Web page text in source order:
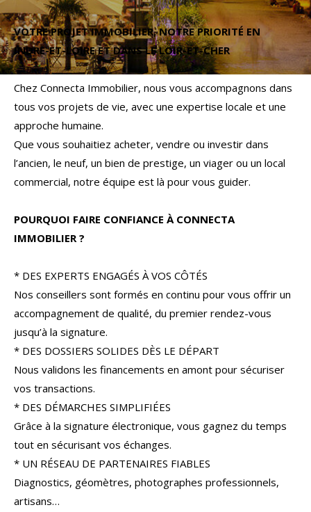
VOTRE PROJET IMMOBILIER, NOTRE PRIORITÉ EN
INDRE-ET-LOIRE ET DANS LE LOIR-ET-CHER
Chez Connecta Immobilier, nous vous accompagnons dans
tous vos projets de vie, avec une expertise locale et une
approche humaine.
Que vous souhaitiez acheter, vendre ou investir dans
l’ancien, le neuf, un bien de prestige, un viager ou un local
commercial, notre équipe est là pour vous guider.
POURQUOI FAIRE CONFIANCE À CONNECTA
IMMOBILIER ?
* DES EXPERTS ENGAGÉS À VOS CÔTÉS
Nos conseillers sont formés en continu pour vous offrir un
accompagnement de qualité, du premier rendez-vous
jusqu’à la signature.
* DES DOSSIERS SOLIDES DÈS LE DÉPART
Nous validons les financements en amont pour sécuriser
vos transactions.
* DES DÉMARCHES SIMPLIFIÉES
Grâce à la signature électronique, vous gagnez du temps
tout en sécurisant vos échanges.
* UN RÉSEAU DE PARTENAIRES FIABLES
Diagnostics, géomètres, photographes professionnels,
artisans…
Budget
Budget
Surface
Surface
Pièces
Pièces
Référence
AFFINER LES CRITÈRES
FILTRER PAR
COUPS DE COEUR
NOUVEAUTÉS
RECHERCHER